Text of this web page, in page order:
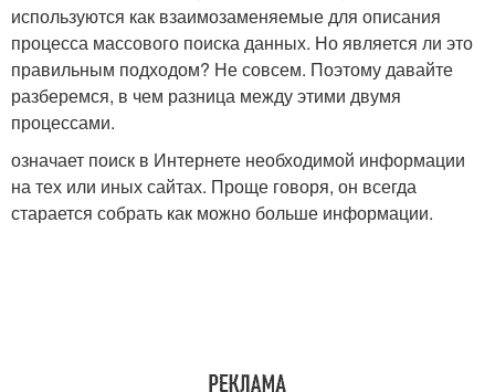
используются как взаимозаменяемые для описания
процесса массового поиска данных. Но является ли это
правильным подходом? Не совсем. Поэтому давайте
разберемся, в чем разница между этими двумя
процессами.
означает поиск в Интернете необходимой информации
на тех или иных сайтах. Проще говоря, он всегда
старается собрать как можно больше информации.